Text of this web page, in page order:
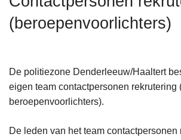
(beroepenvoorlichters)
De politiezone Denderleeuw/Haaltert
eigen team contactpersonen rekrutering
beroepenvoorlichters).
De leden van het team contactpersonen